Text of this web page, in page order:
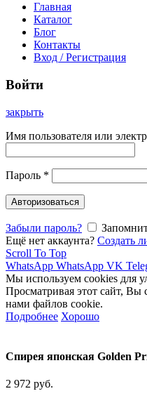
Главная
Каталог
Блог
Контакты
Вход / Регистрация
Войти
закрыть
Имя пользователя или
Пароль *
Авторизоваться
Забыли пароль?
Ещё нет аккаунта? Создать
Scroll To Top
WhatsApp WhatsApp VK
Мы используем cookies для
Просматривая этот сайт, Вы
нами файлов cookie.
Подробнее Хорошо
Спирея японская Golden
2 972 руб.